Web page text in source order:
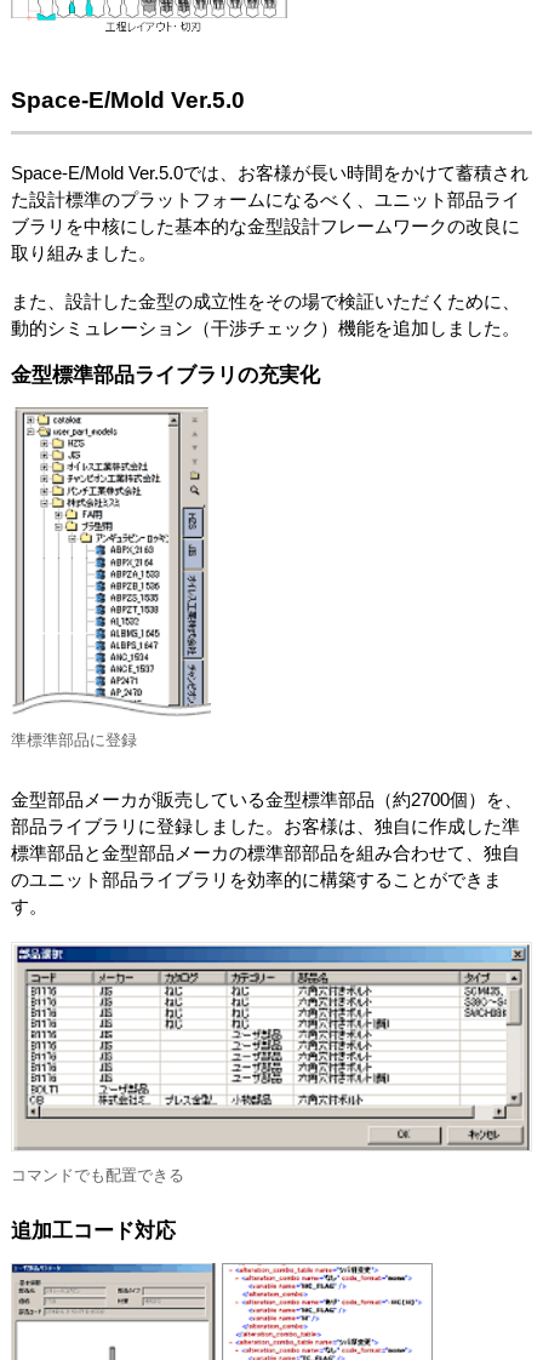
Space-E/Mold Ver.5.0
Space-E/Mold Ver.5.0では、お客様が長い時間をかけて蓄積され
た設計標準のプラットフォームになるべく、ユニット部品ライ
ブラリを中核にした基本的な金型設計フレームワークの改良に
取り組みました。
また、設計した金型の成立性をその場で検証いただくために、
動的シミュレーション（干渉チェック）機能を追加しました。
金型標準部品ライブラリの充実化
準標準部品に登録
金型部品メーカが販売している金型標準部品（約2700個）を、
部品ライブラリに登録しました。お客様は、独自に作成した準
標準部品と金型部品メーカの標準部部品を組み合わせて、独自
のユニット部品ライブラリを効率的に構築することができま
す。
コマンドでも配置できる
追加工コード対応